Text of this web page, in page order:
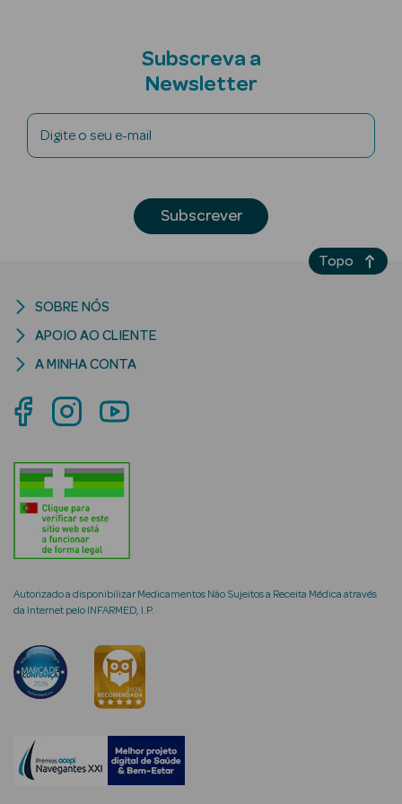
Ver Tudo
Estética
Oferta Estética
- Beauty
Ver Tudo
Perfumes
Subscreva a
Newsletter
Digite o seu e-mail
Subscrever
Autorizado a disponibilizar Medicamentos Não Sujeitos a Receita Médica através
da Internet pelo INFARMED, I.P.
SOBRE NÓS
APOIO AO CLIENTE
A MINHA CONTA
Topo